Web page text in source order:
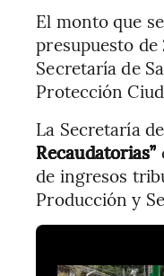
El monto que
presupuesto de
Secretaría de
Protección
La Secretaría
Recaudatorias”
de ingresos
Producción y